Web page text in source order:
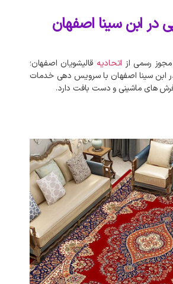
درابن سینا اصفهان
مجوز رسمی از اتحادیه قالیشویان اصفهان؛
ابن سینا اصفهان با سرویس دهی خدمات
فرش های ماشینی و دست بافت دارد.